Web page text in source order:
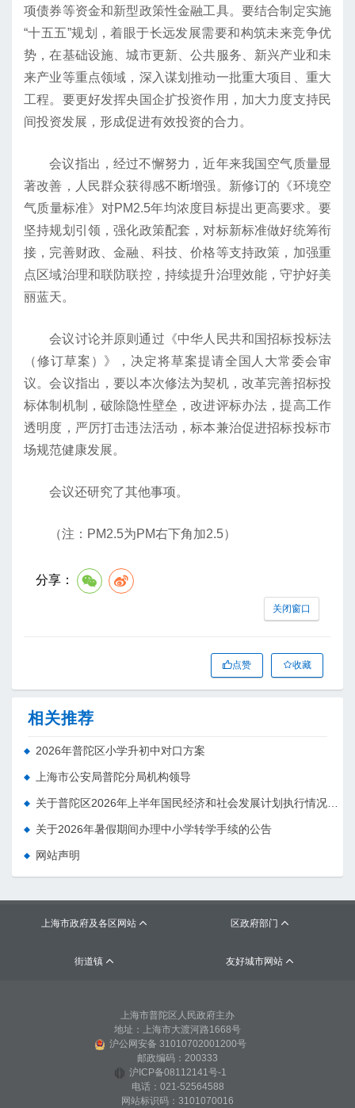
项债券等资金和新型政策性金融工具。要结合制定实施
“十五五”规划，着眼于长远发展需要和构筑未来竞争优
势，在基础设施、城市更新、公共服务、新兴产业和未
来产业等重点领域，深入谋划推动一批重大项目、重大
工程。要更好发挥央国企扩投资作用，加大力度支持民
间投资发展，形成促进有效投资的合力。
会议指出，经过不懈努力，近年来我国空气质量显
著改善，人民群众获得感不断增强。新修订的《环境空
气质量标准》对PM2.5年均浓度目标提出更高要求。要
坚持规划引领，强化政策配套，对标新标准做好统筹衔
接，完善财政、金融、科技、价格等支持政策，加强重
点区域治理和联防联控，持续提升治理效能，守护好美
丽蓝天。
会议讨论并原则通过《中华人民共和国招标投标法
（修订草案）》，决定将草案提请全国人大常委会审
议。会议指出，要以本次修法为契机，改革完善招标投
标体制机制，破除隐性壁垒，改进评标办法，提高工作
透明度，严厉打击违法活动，标本兼治促进招标投标市
场规范健康发展。
会议还研究了其他事项。
（注：PM2.5为PM右下角加2.5）
分享：
关闭窗口
点赞 收藏
相关推荐
2026年普陀区小学升初中对口方案
上海市公安局普陀分局机构领导
关于2026年暑假期间办理中小学转学手续的公告
网站声明
上海市政府及各区网站  区政府部门 
街道镇  友好城市网站 
上海市普陀区人民政府主办
地址：上海市大渡河路1668号
沪公网安备 31010702001200号
邮政编码：200333
沪ICP备08112141号-1
电话：021-52564588
网站标识码：3101070016